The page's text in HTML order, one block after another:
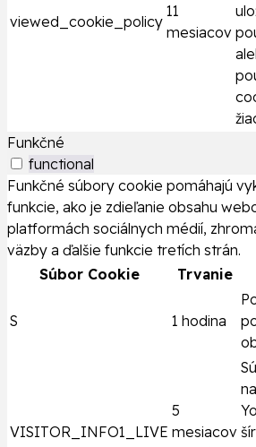
viewed_cookie_policy
11
mesiacov
Funkčné
functional
Funkčné súbory cookie pomáhajú
funkcie, ako je zdieľanie obsahu
platformách sociálnych médií,
väzby a ďalšie funkcie tretích strán.
Súbor Cookie
Trvanie
S 1 hodina
VISITOR_INFO1_LIVE
5
mesiacov